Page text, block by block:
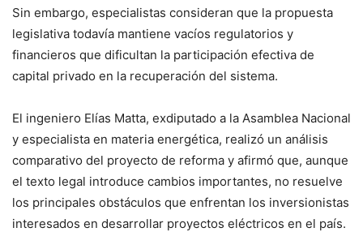
Sin embargo, especialistas consideran que la propuesta
legislativa todavía mantiene vacíos regulatorios y
financieros que dificultan la participación efectiva de
capital privado en la recuperación del sistema.
El ingeniero Elías Matta, exdiputado a la Asamblea Nacional
y especialista en materia energética, realizó un análisis
comparativo del proyecto de reforma y afirmó que, aunque
el texto legal introduce cambios importantes, no resuelve
los principales obstáculos que enfrentan los inversionistas
interesados en desarrollar proyectos eléctricos en el país.